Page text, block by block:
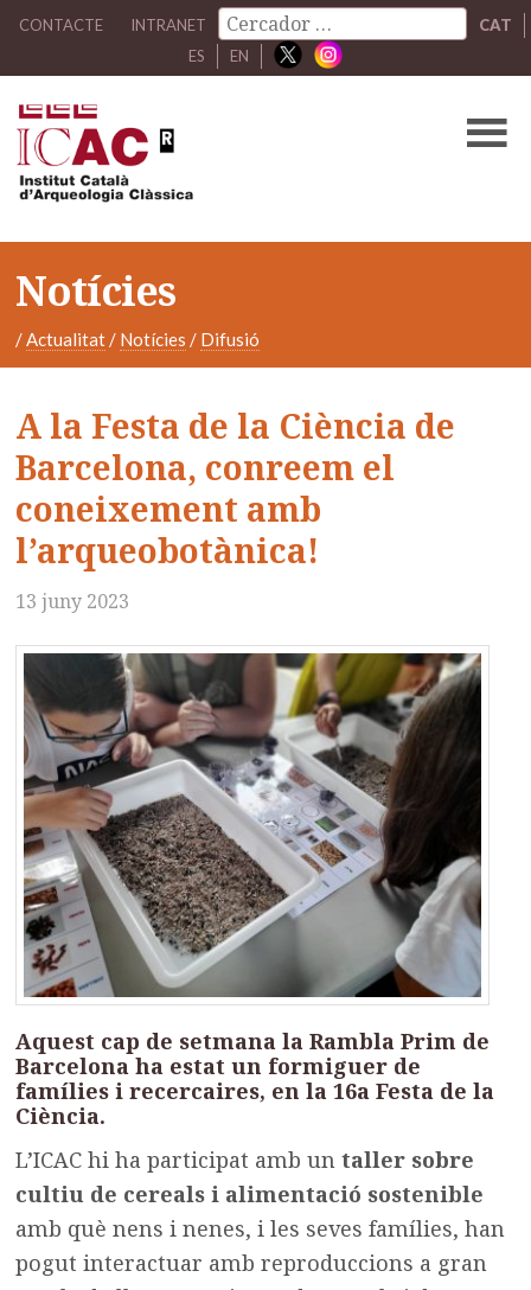
CONTACTE INTRANET
CAT
ES
EN
Notícies
/Actualitat/ Notícies / Difusió
A la Festa de la Ciència de
Barcelona, conreem el
coneixement amb
l’arqueobotànica!
13 juny 2023
Aquest cap de setmana la Rambla Prim de
Barcelona ha estat un formiguer de
famílies irecercaires, en la16aFesta de la
Ciència.
L’ICAC hi ha participat amb untaller sobre
cultiu de cereals i alimentació sostenible
amb què nens i nenes, i les seves famílies, han
pogut interactuar amb reproduccions a gran